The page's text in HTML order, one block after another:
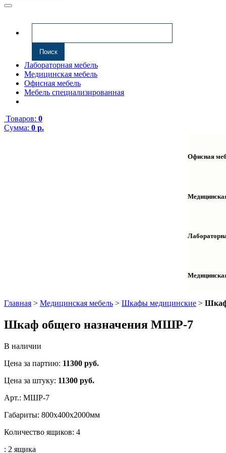
Лабораторная мебель
Медицинская мебель
Офисная мебель
Мебель специализированная
Товаров: 0
Сумма: 0 р.
Офисная
Столы
Шкафы
Шкафы
Тумбы
Главная > Медицинская мебель > Шкафы медицинские > Шкаф
Шкаф общего назначения МШР-7
В наличии
Цена за партию: 11300 руб.
Цена за штуку: 11300 руб.
Арт.: МШР-7
Габариты: 800х400х2000мм
Количество ящиков: 4
: 2 ящика